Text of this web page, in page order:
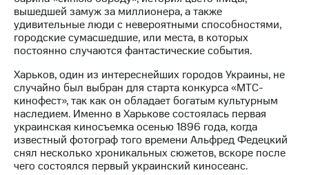
отчетность
Контакты
Новости
в
регионе
и акционерам
Корпоративное
управление
Корпоративный
вышедшей замуж за миллионера, а также
удивительные люди с невероятными способностями,
городские сумасшедшие, или места, в которых
постоянно случаются фантастические события.
Харьков, один из интереснейших городов Украины, не
случайно был выбран для старта конкурса «МТС-
кинофест», так как он обладает богатым культурным
наследием. Именно в Харькове состоялась первая
украинская киносъемка осенью 1896 года, когда
известный фотограф того времени Альфред Федецкий
снял несколько хроникальных сюжетов, вскоре после
чего состоялся первый украинский киносеанс.